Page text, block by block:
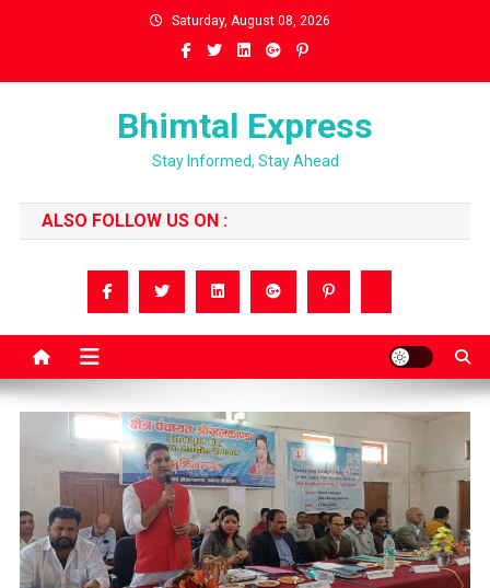
Saturday, August 08, 2026
Bhimtal Express
Stay Informed, Stay Ahead
ALSO FOLLOW US ON :